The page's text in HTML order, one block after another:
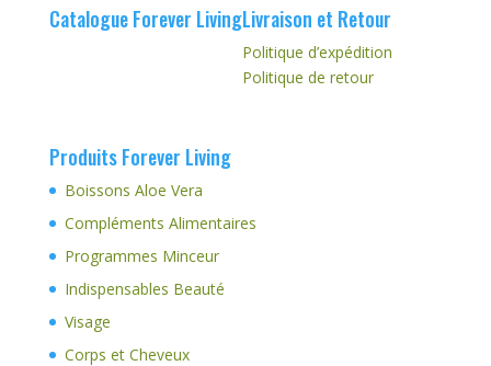
Catalogue Forever LivingLivraison et Retour
Politique d’expédition
Politique de retour
Produits Forever Living
Boissons Aloe Vera
Compléments Alimentaires
Programmes Minceur
Indispensables Beauté
Visage
Corps et Cheveux